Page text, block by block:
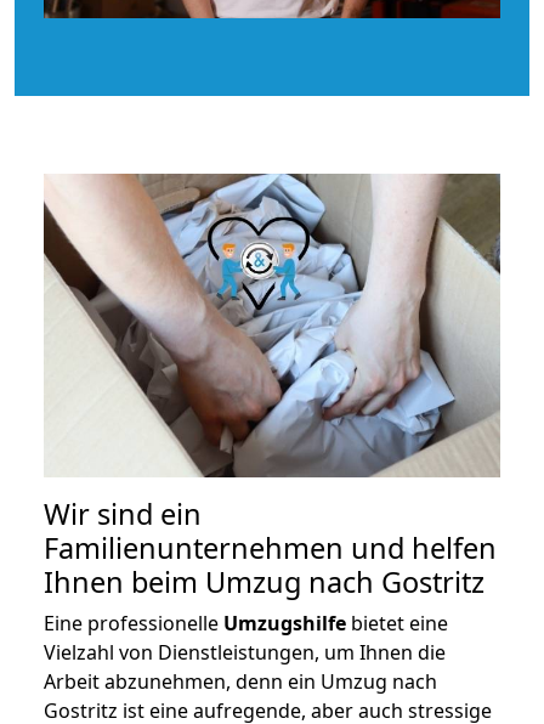
Wir sind ein
Familienunternehmen und helfen
Ihnen beim Umzug nach Gostritz
Eine professionelle Umzugshilfe bietet eine
Vielzahl von Dienstleistungen, um Ihnen die
Arbeit abzunehmen, denn ein Umzug nach
Gostritz ist eine aufregende, aber auch stressige